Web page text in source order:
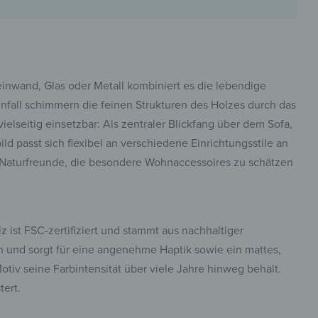
Glas oder Metall kombiniert es die lebendige
schimmern die feinen Strukturen des Holzes durch das
einsetzbar: Als zentraler Blickfang über dem Sofa,
passt sich flexibel an verschiedene Einrichtungsstile an
die besondere Wohnaccessoires zu schätzen
ist FSC-zertifiziert und stammt aus nachhaltiger
sorgt für eine angenehme Haptik sowie ein mattes,
seine Farbintensität über viele Jahre hinweg behält.
pinterest